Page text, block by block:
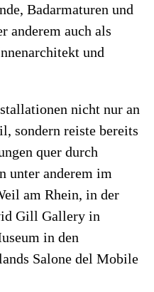
Badarmaturen und
anderem auch als
und
nicht nur an
sondern reiste bereits
quer durch
unter anderem im
am Rhein, in der
Gill Gallery in
in den
Salone del Mobile